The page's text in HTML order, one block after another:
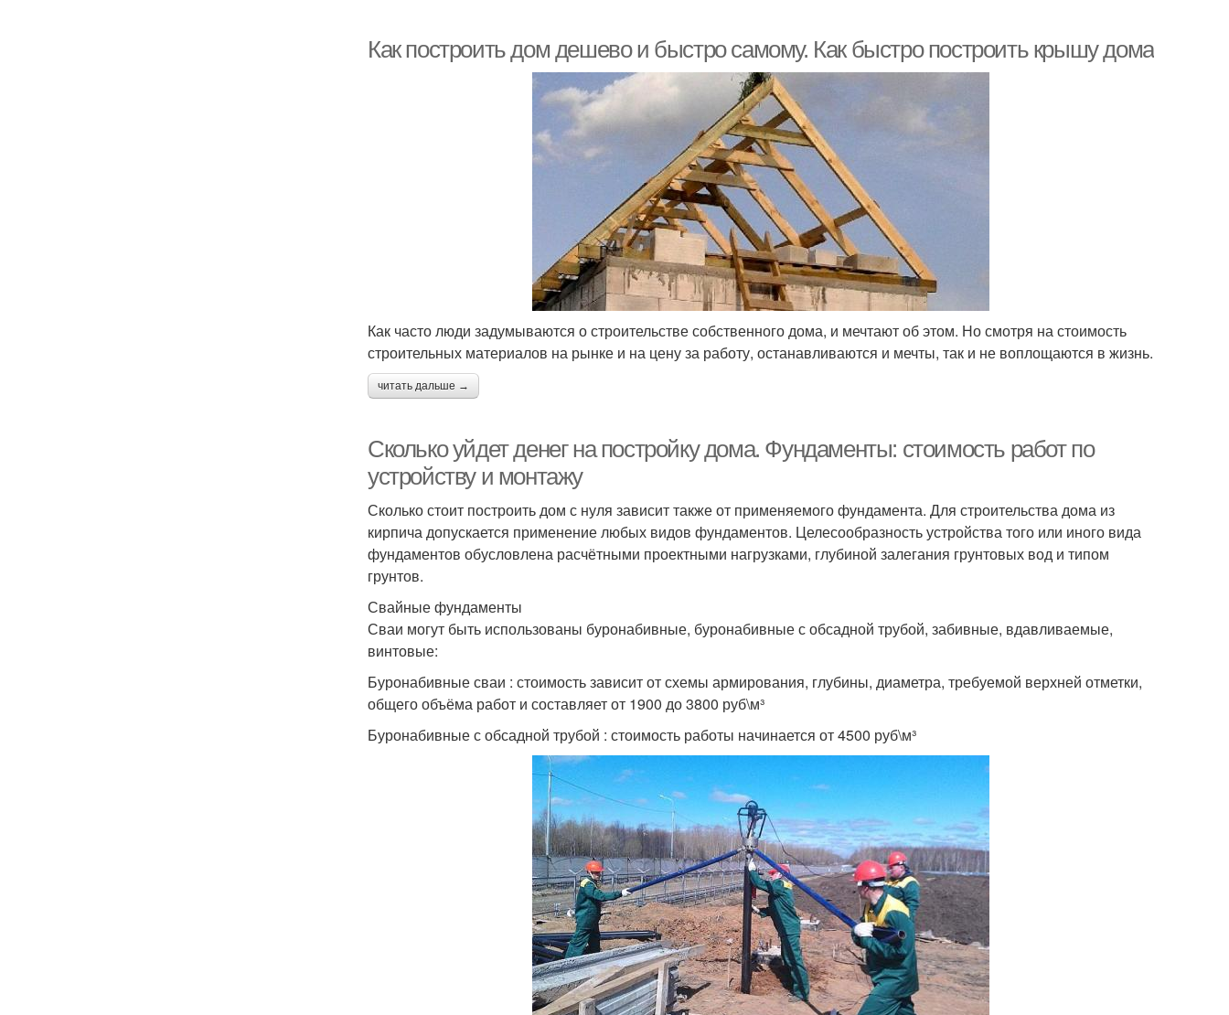
Как построить дом дешево и быстро самому. Как быстро построить крышу дома
Как часто люди задумываются о строительстве собственного дома, и мечтают об этом. Но смотря на стоимость
строительных материалов на рынке и на цену за работу, останавливаются и мечты, так и не воплощаются в жизнь.
читать дальше →
Сколько уйдет денег на постройку дома. Фундаменты: стоимость работ по
устройству и монтажу
Сколько стоит построить дом с нуля зависит также от применяемого фундамента. Для строительства дома из
кирпича допускается применение любых видов фундаментов. Целесообразность устройства того или иного вида
фундаментов обусловлена расчётными проектными нагрузками, глубиной залегания грунтовых вод и типом
грунтов.
Свайные фундаменты
Сваи могут быть использованы буронабивные, буронабивные с обсадной трубой, забивные, вдавливаемые,
винтовые:
Буронабивные сваи : стоимость зависит от схемы армирования, глубины, диаметра, требуемой верхней отметки,
общего объёма работ и составляет от 1900 до 3800 руб\м³
Буронабивные с обсадной трубой : стоимость работы начинается от 4500 руб\м³